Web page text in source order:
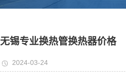
无锡专业换热管换热器价格
2024-03-24